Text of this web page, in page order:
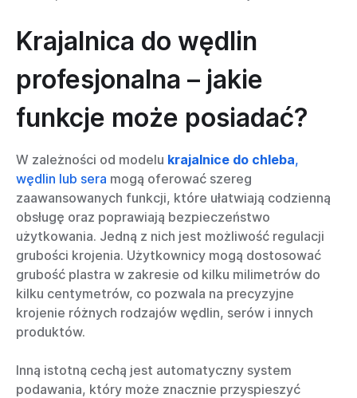
Krajalnica do wędlin
profesjonalna – jakie
funkcje może posiadać?
W zależności od modelu krajalnice do chleba,
wędlin lub sera mogą oferować szereg
zaawansowanych funkcji, które ułatwiają codzienną
obsługę oraz poprawiają bezpieczeństwo
użytkowania. Jedną z nich jest możliwość regulacji
grubości krojenia. Użytkownicy mogą dostosować
grubość plastra w zakresie od kilku milimetrów do
kilku centymetrów, co pozwala na precyzyjne
krojenie różnych rodzajów wędlin, serów i innych
produktów.
Inną istotną cechą jest automatyczny system
podawania, który może znacznie przyspieszyć